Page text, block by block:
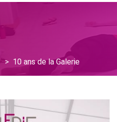
> 10 ans de la Galerie